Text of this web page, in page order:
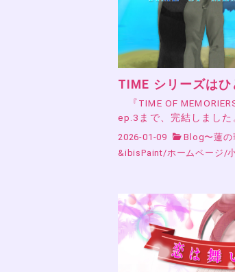
TIME シリーズは
『TIME OF
ep.3まで、完結しまし
2026-01-09 Blog〜蓮の
&ibisPaint/ホームページ/